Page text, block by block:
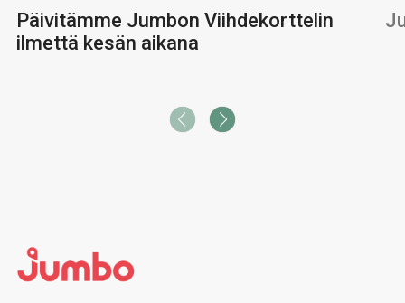
Päivitämme Jumbon Viihdekorttelin
ilmettä kesän aikana